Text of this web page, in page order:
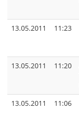
13.05.2011
11:23
13.05.2011
11:20
13.05.2011
11:06